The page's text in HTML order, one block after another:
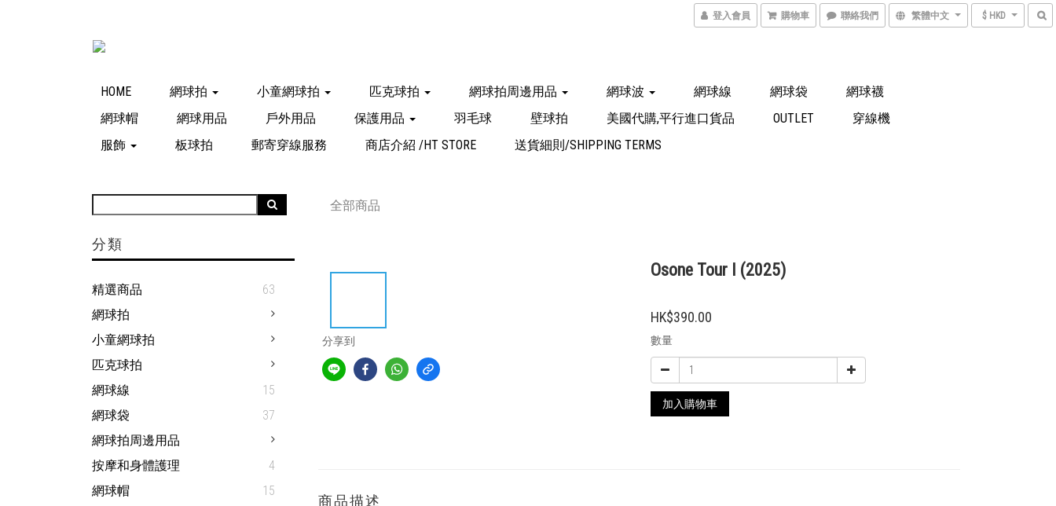
登入會員 購物車 聯絡我們 繁體中文 $ HKD
HOME 網球拍 小童網球拍 匹克球拍 網球拍周邊用品 網球波 網球線 網球袋
網球襪
網球帽
網球用品 戶外用品 保護用品 羽毛球 壁球拍 美國代購,平行進口貨品 OUTLET
穿線機
服飾
板球拍 郵寄穿線服務 商店介紹 /HT STORE 送貨細則/SHIPPING TERMS
分類
精選商品
63
網球拍
小童網球拍
匹克球拍
網球線
15
網球袋
37
網球拍周邊用品
按摩和身體護理
4
網球帽
15
全部商品
分享到
Osone Tour I (2025)
HK$390.00
數量
加入購物車
商品描述